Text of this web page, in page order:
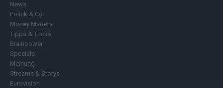
News
Politik & Co
Money Matters
Tipps & Tricks
Brainpower
Specials
Meinung
Streams & Storys
Eurovision